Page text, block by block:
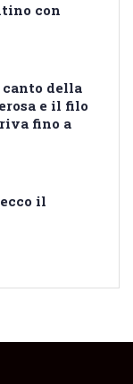
con
della
e il filo
fino a
il